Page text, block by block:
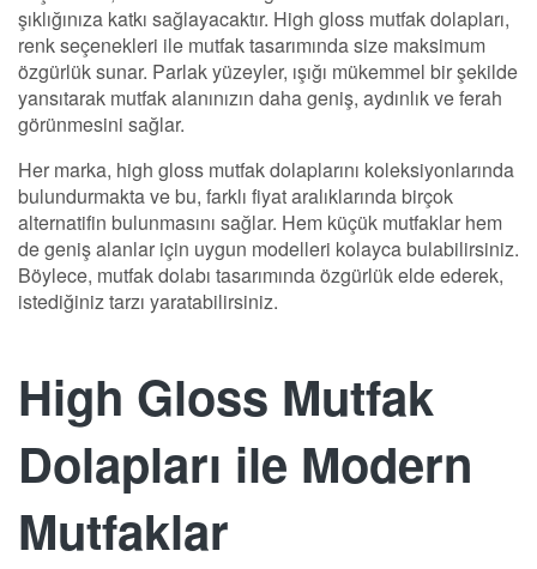
şıklığınıza katkı sağlayacaktır. High gloss mutfak dolapları,
renk seçenekleri ile mutfak tasarımında size maksimum
özgürlük sunar. Parlak yüzeyler, ışığı mükemmel bir şekilde
yansıtarak mutfak alanınızın daha geniş, aydınlık ve ferah
görünmesini sağlar.
Her marka, high gloss mutfak dolaplarını koleksiyonlarında
bulundurmakta ve bu, farklı fiyat aralıklarında birçok
alternatifin bulunmasını sağlar. Hem küçük mutfaklar hem
de geniş alanlar için uygun modelleri kolayca bulabilirsiniz.
Böylece, mutfak dolabı tasarımında özgürlük elde ederek,
istediğiniz tarzı yaratabilirsiniz.
High Gloss Mutfak
Dolapları ile Modern
Mutfaklar